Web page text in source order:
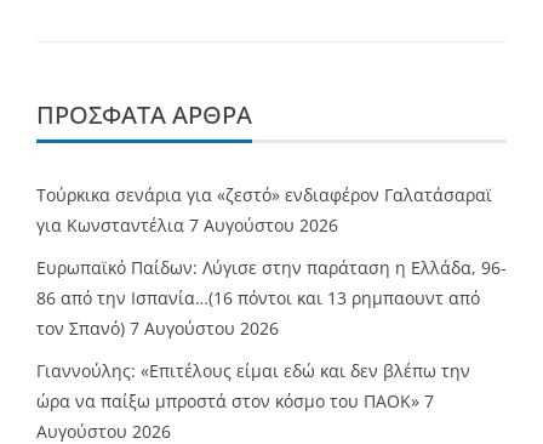
ΠΡΌΣΦΑΤΑ ΆΡΘΡΑ
Τούρκικα σενάρια για «ζεστό» ενδιαφέρον Γαλατάσαραϊ
για Κωνσταντέλια 7 Αυγούστου 2026
Ευρωπαϊκό Παίδων: Λύγισε στην παράταση η Ελλάδα, 96-
86 από την Ισπανία…(16 πόντοι και 13 ρημπαουντ από
τον Σπανό) 7 Αυγούστου 2026
Γιαννούλης: «Επιτέλους είμαι εδώ και δεν βλέπω την
ώρα να παίξω μπροστά στον κόσμο του ΠΑΟΚ» 7
Αυγούστου 2026